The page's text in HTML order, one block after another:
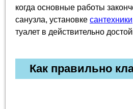
когда основные работы
санузла, установке сантехники
туалет в действительно
Как правильно